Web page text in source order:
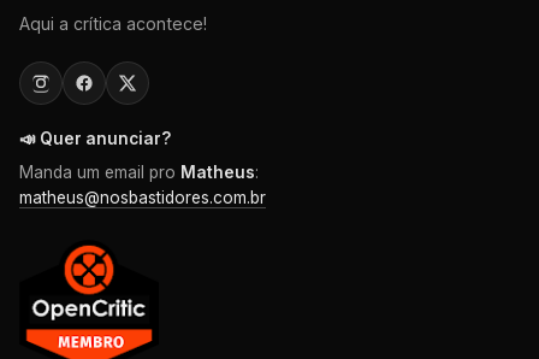
Aqui a crítica acontece!
📣 Quer anunciar?
Manda um email pro Matheus:
matheus@nosbastidores.com.br